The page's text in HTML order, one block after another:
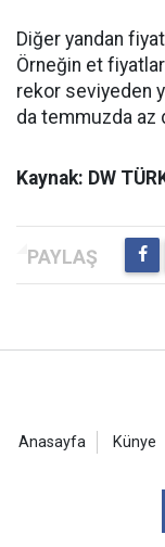
Diğer yandan
Örneğin et
rekor seviyeden
da temmuzda az
Kaynak: DW
Anasayfa Künye